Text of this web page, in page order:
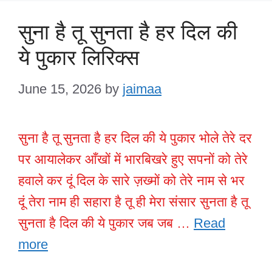
सुना है तू सुनता है हर दिल की
ये पुकार लिरिक्स
June 15, 2026 by jaimaa
सुना है तू सुनता है हर दिल की ये पुकार भोले तेरे दर
पर आयालेकर आँखों में भारबिखरे हुए सपनों को तेरे
हवाले कर दूं दिल के सारे ज़ख्मों को तेरे नाम से भर
दूं तेरा नाम ही सहारा है तू ही मेरा संसार सुनता है तू
सुनता है दिल की ये पुकार जब जब … Read
more